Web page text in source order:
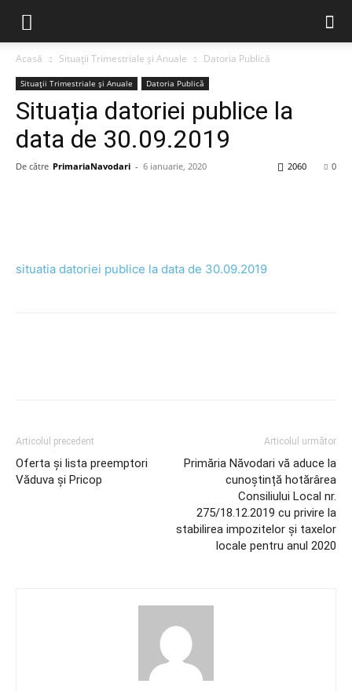
Acasă Situații Trimestriale și Anuale Datoria Publică
Situații Trimestriale și Anuale Datoria Publică
Situația datoriei publice la
data de 30.09.2019
De către PrimariaNavodari - 6 ianuarie, 2020 0
2060
situatia datoriei publice la data de 30.09.2019
Articolul precedent
Oferta și lista preemptori
Văduva și Pricop
Articolul următor
Primăria Năvodari vă aduce la
cunoștință hotărârea
Consiliului Local nr.
275/18.12.2019 cu privire la
stabilirea impozitelor și taxelor
locale pentru anul 2020